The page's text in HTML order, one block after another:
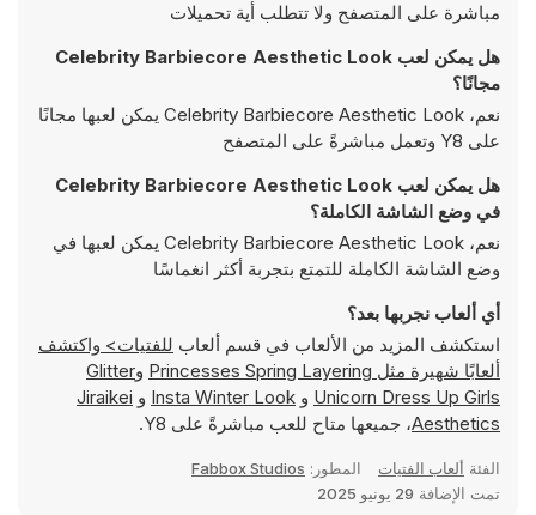
مباشرة على المتصفح ولا تتطلب أية تحميلات
هل يمكن لعب Celebrity Barbiecore Aesthetic Look
مجانًا؟
نعم، Celebrity Barbiecore Aesthetic Look يمكن لعبها مجانًا
على Y8 وتعمل مباشرةً على المتصفح
هل يمكن لعب Celebrity Barbiecore Aesthetic Look
في وضع الشاشة الكاملة؟
نعم، Celebrity Barbiecore Aesthetic Look يمكن لعبها في
وضع الشاشة الكاملة للتمتع بتجربة أكثر انغماسًا
أي ألعاب نجربها بعد؟
استكشف المزيد من الألعاب في قسم ألعاب
للفتيات> واكتشف
ألعابًا شهيرة مثل Princesses Spring Layering وGlitter
Unicorn Dress Up Girls و Insta Winter Look و Jiraikei
Aesthetics، جميعها متاح للعب مباشرةً على Y8.
الفئة ألعاب الفتيات المطور: Fabbox Studios
تمت الإضافة 29 يونيو 2025